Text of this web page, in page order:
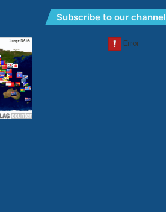
Subscribe to our channel